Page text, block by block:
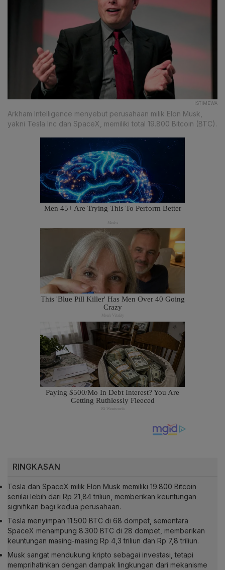
ISTIMEWA
Arkham Intelligence menyebut perusahaan milik Elon Musk,
yakni Tesla Inc dan SpaceX, memiliki total 19.800 Bitcoin (BTC).
RINGKASAN
Tesla dan SpaceX milik Elon Musk memiliki 19.800 Bitcoin
senilai lebih dari Rp 21,84 triliun, memberikan keuntungan
signifikan bagi kedua perusahaan.
Tesla menyimpan 11.500 BTC di 68 dompet, sementara
SpaceX menampung 8.300 BTC di 28 dompet, memberikan
keuntungan masing-masing Rp 4,3 triliun dan Rp 7,8 triliun.
Musk sangat mendukung kripto sebagai investasi, tetapi
memprihatinkan dengan dampak lingkungan dari mekanisme